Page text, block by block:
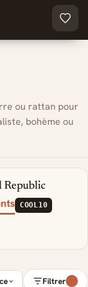
ou rattan pour
bohème ou
Republic
COOL10
Filtrer